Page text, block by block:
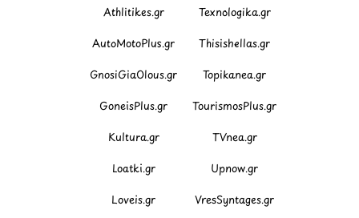
Athlitikes.gr Texnologika.gr
AutoMotoPlus.gr Thisishellas.gr
GnosiGiaOlous.gr Topikanea.gr
GoneisPlus.gr TourismosPlus.gr
Kultura.gr TVnea.gr
Loatki.gr Upnow.gr
Loveis.gr VresSyntages.gr